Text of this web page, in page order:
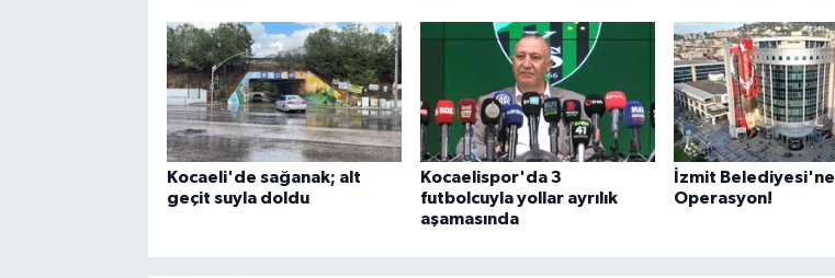
Kocaeli'de sağanak; alt
geçit suyla doldu
Kocaelispor'da 3
futbolcuyla yollar ayrılık
aşamasında
İzmit Belediyesi'ne
Operasyon!